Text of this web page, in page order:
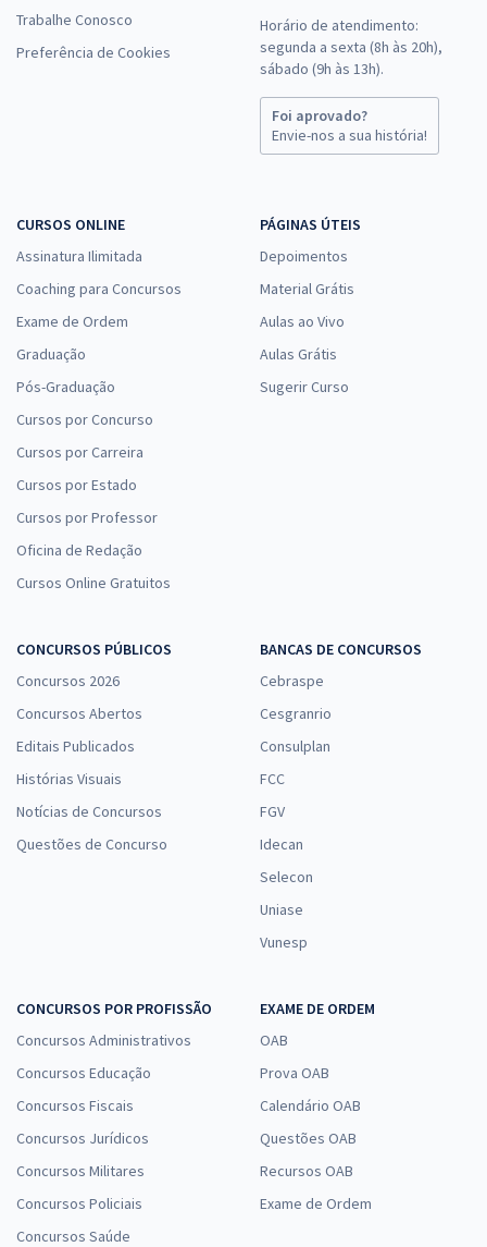
Trabalhe Conosco
Preferência de Cookies
Horário de atendimento:
segunda a sexta (8h às 20h),
sábado (9h às 13h).
Foi aprovado?
Envie-nos a sua história!
CURSOS ONLINE
Assinatura Ilimitada
Coaching para Concursos
Exame de Ordem
Graduação
Pós-Graduação
Cursos por Concurso
Cursos por Carreira
Cursos por Estado
Cursos por Professor
Oficina de Redação
Cursos Online Gratuitos
PÁGINAS ÚTEIS
Depoimentos
Material Grátis
Aulas ao Vivo
Aulas Grátis
Sugerir Curso
CONCURSOS PÚBLICOS
Concursos 2026
Concursos Abertos
Editais Publicados
Histórias Visuais
Notícias de Concursos
Questões de Concurso
BANCAS DE CONCURSOS
Cebraspe
Cesgranrio
Consulplan
FCC
FGV
Idecan
Selecon
Uniase
Vunesp
CONCURSOS POR PROFISSÃO
Concursos Administrativos
Concursos Educação
Concursos Fiscais
Concursos Jurídicos
Concursos Militares
Concursos Policiais
Concursos Saúde
EXAME DE ORDEM
OAB
Prova OAB
Calendário OAB
Questões OAB
Recursos OAB
Exame de Ordem